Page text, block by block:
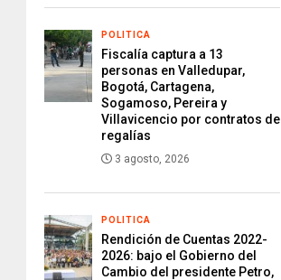
POLITICA
Fiscalía captura a 13
personas en Valledupar,
Bogotá, Cartagena,
Sogamoso, Pereira y
Villavicencio por contratos de
regalías
3 agosto, 2026
POLITICA
Rendición de Cuentas 2022-
2026: bajo el Gobierno del
Cambio del presidente Petro,